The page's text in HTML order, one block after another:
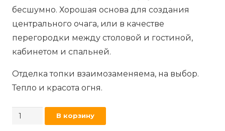
бесшумно. Хорошая основа для создания
центрального очага, или в качестве
перегородки между столовой и гостиной,
кабинетом и спальней.
Отделка топки взаимозаменяема, на выбор.
Тепло и красота огня.
КоличествоВ корзину